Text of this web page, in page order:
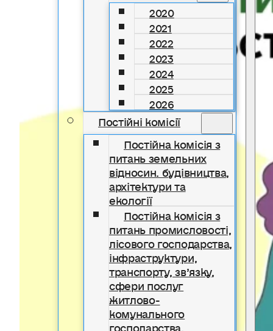
2020
2021
2022
2023
2024
2025
2026
Постійні комісії
Постійна комісія з
питань земельних
відносин. будівництва,
архітектури та
екології
Постійна комісія з
питань промисловості,
лісового господарства,
інфраструктури,
транспорту, зв’язку,
сфери послуг
житлово-
комунального
господарства,